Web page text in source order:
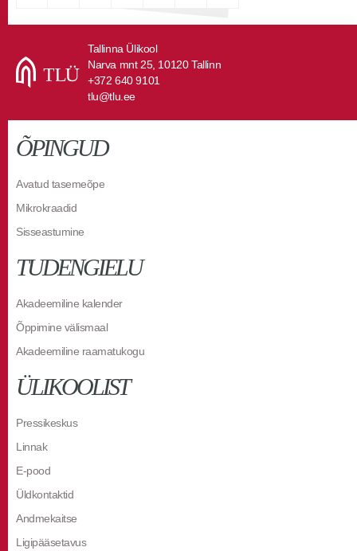
Tallinna Ülikool
Narva mnt 25, 10120 Tallinn
+372 640 9101
tlu@tlu.ee
ÕPINGUD
Avatud tasemeõpe
Mikrokraadid
Sisseastumine
TUDENGIELU
Akadeemiline kalender
Õppimine välismaal
Akadeemiline raamatukogu
ÜLIKOOLIST
Pressikeskus
Linnak
E-pood
Üldkontaktid
Andmekaitse
Ligipääsetavus